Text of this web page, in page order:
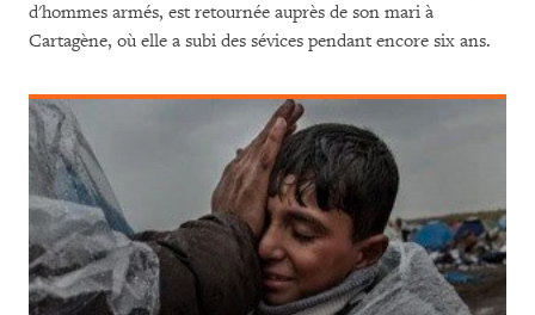
d'hommes armés, est retournée auprès de son mari à
Cartagène, où elle a subi des sévices pendant encore six ans.